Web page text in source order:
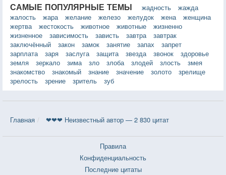
САМЫЕ ПОПУЛЯРНЫЕ ТЕМЫ жадность
жажда
жалость
жара желание железо желудок жена
женщина
жертва
жестокость животное животные
жизненно
жизненное
зависимость зависть завтра
завтрак
заключённый
закон замок занятие запах
запрет
зарплата
заря заслуга защита звезда звонок
здоровье
земля
зеркало зима зло злоба злодей злость
змея
знакомство
знакомый знание значение золото
зрелище
зрелость
зрение зритель зуб
Главная ❤❤❤ Неизвестный автор — 2 830 цитат
Правила
Конфиденциальность
Последние цитаты